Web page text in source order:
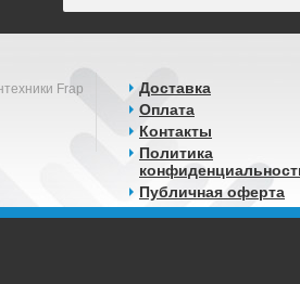
Frap
Доставка
Оплата
Контакты
Политика
Публичная оферта